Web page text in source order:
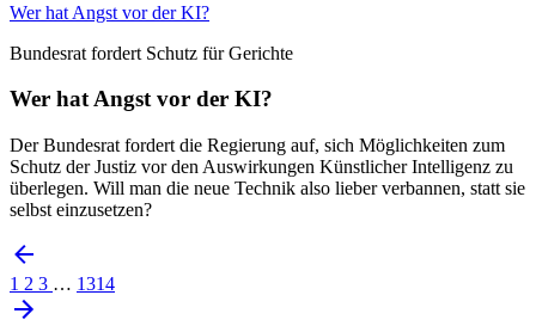
Wer hat Angst vor der KI?
Bundesrat fordert Schutz für Gerichte
Wer hat Angst vor der KI?
Der Bundesrat fordert die Regierung auf, sich Möglichkeiten zum
Schutz der Justiz vor den Auswirkungen Künstlicher Intelligenz zu
überlegen. Will man die neue Technik also lieber verbannen, statt sie
selbst einzusetzen?
1 2 3 … 1314